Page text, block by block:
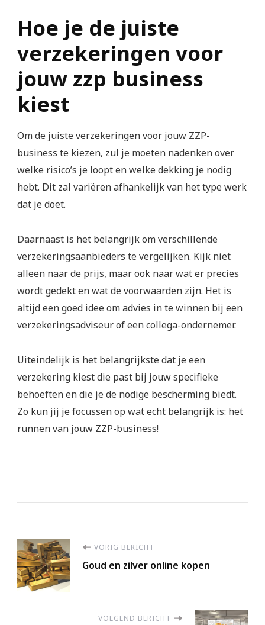
Hoe je de juiste
verzekeringen voor
jouw zzp business
kiest
Om de juiste verzekeringen voor jouw ZZP-
business te kiezen, zul je moeten nadenken over
welke risico’s je loopt en welke dekking je nodig
hebt. Dit zal variëren afhankelijk van het type werk
dat je doet.
Daarnaast is het belangrijk om verschillende
verzekeringsaanbieders te vergelijken. Kijk niet
alleen naar de prijs, maar ook naar wat er precies
wordt gedekt en wat de voorwaarden zijn. Het is
altijd een goed idee om advies in te winnen bij een
verzekeringsadviseur of een collega-ondernemer.
Uiteindelijk is het belangrijkste dat je een
verzekering kiest die past bij jouw specifieke
behoeften en die je de nodige bescherming biedt.
Zo kun jij je focussen op wat echt belangrijk is: het
runnen van jouw ZZP-business!
Berichtnavigatie
VORIG BERICHT
Goud en zilver online kopen
VOLGEND BERICHT